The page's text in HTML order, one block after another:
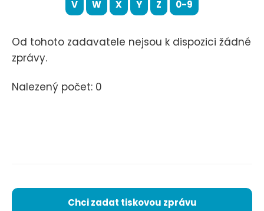
V
W X Y Z 0-9
Od tohoto zadavatele nejsou k dispozici žádné
zprávy.
Nalezený počet: 0
Chci zadat tiskovou zprávu